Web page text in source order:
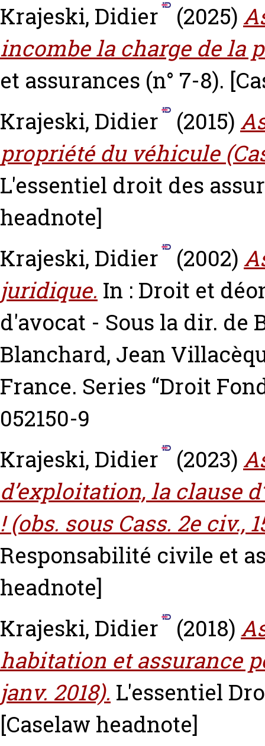
Krajeski, Didier
(2025)
incombe la charge de la
et assurances (n° 7-8).
Krajeski, Didier
(2015)
propriété du véhicule
L'essentiel droit des
headnote]
Krajeski, Didier
(2002)
juridique. In : Droit et
d'avocat - Sous la dir. de
Blanchard, Jean
France. Series “Droit
052150-9
Krajeski, Didier
(2023)
d’exploitation, la clause
! (obs. sous Cass. 2e civ.,
Responsabilité civile et
headnote]
Krajeski, Didier
(2018)
habitation et assurance
janv. 2018). L'essentiel
[Caselaw headnote]